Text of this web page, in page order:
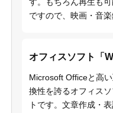
す。もちろん再生も
ですので、映画・音
オフィスソフト「
Microsoft Officeと高
換性を誇るオフィスソ
トです。文章作成・